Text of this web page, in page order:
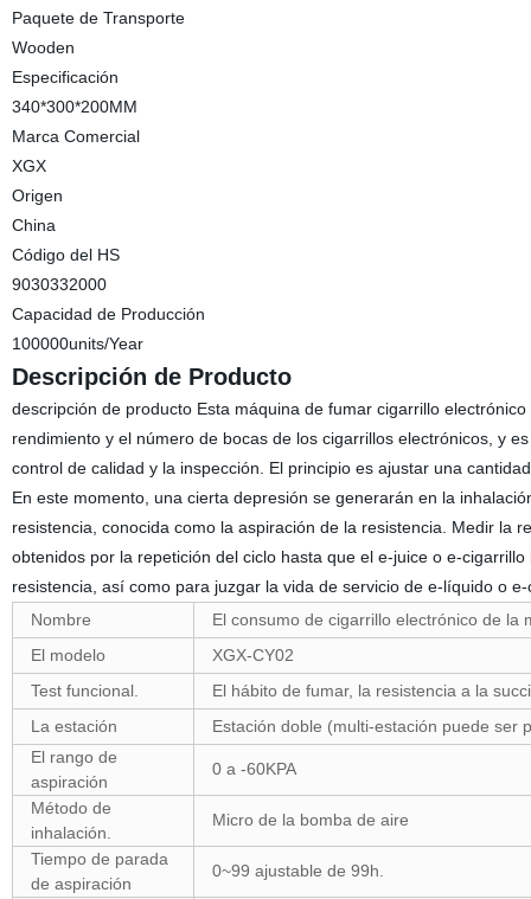
Paquete de Transporte
Wooden
Especificación
340*300*200MM
Marca Comercial
XGX
Origen
China
Código del HS
9030332000
Capacidad de Producción
100000units/Year
Descripción de Producto
descripción de producto Esta máquina de fumar cigarrillo
rendimiento y el número de bocas de los cigarrillos electrónicos, y
control de calidad y la inspección. El principio es ajustar una
En este momento, una cierta depresión se generarán en la
resistencia, conocida como la aspiración de la resistencia. Medir la
obtenidos por la repetición del ciclo hasta que el e-juice o e-
resistencia, así como para juzgar la vida de servicio de e-líquido o
Nombre
El consumo de cigarrillo electrónico de la
El modelo
XGX-CY02
Test funcional.
El hábito de fumar, la resistencia a la
La estación
Estación doble (multi-estación puede ser
El rango de
aspiración
0 a -60KPA
Método de
inhalación.
Micro de la bomba de aire
Tiempo de parada
de aspiración
0~99 ajustable de 99h.